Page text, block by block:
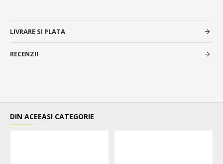
LIVRARE SI PLATA
RECENZII
DIN ACEEASI CATEGORIE